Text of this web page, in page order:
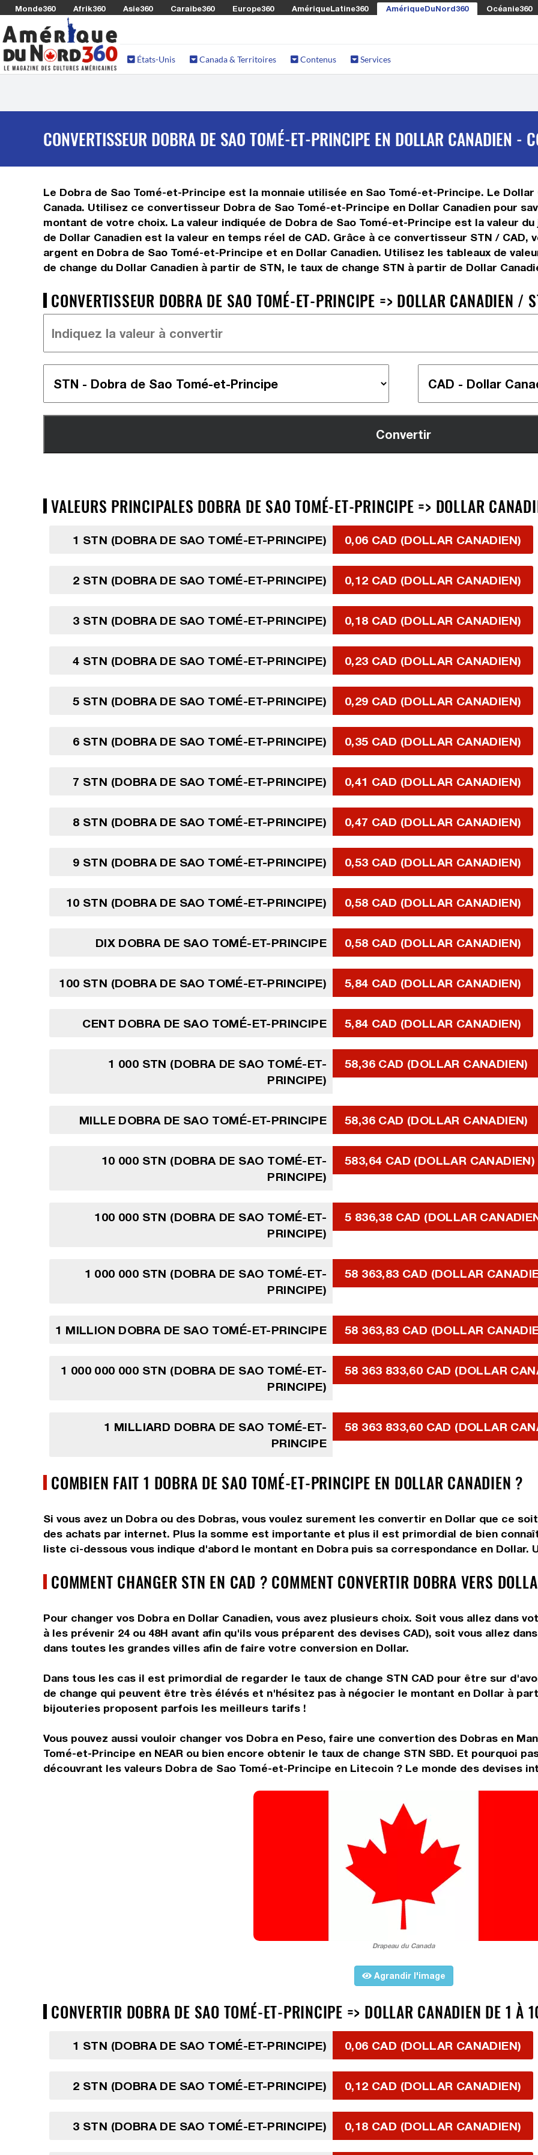
Monde360 Afrik360 Asie360 Caraibe360 Europe360 AmériqueLatine360 AmériqueDuNord360 Océanie360
États-Unis Canada & Territoires Contenus Services
CONVERTISSEUR DOBRA DE SAO TOMÉ-ET-PRINCIPE EN DOLLAR CANADIEN -
Le Dobra de Sao Tomé-et-Principe est la monnaie utilisée en Sao Tomé-et-Principe. Le
Canada. Utilisez ce convertisseur Dobra de Sao Tomé-et-Principe en Dollar Canadien pour
montant de votre choix. La valeur indiquée de Dobra de Sao Tomé-et-Principe est la valeur
de Dollar Canadien est la valeur en temps réel de CAD. Grâce à ce convertisseur STN /
argent en Dobra de Sao Tomé-et-Principe et en Dollar Canadien. Utilisez les tableaux de
de change du Dollar Canadien à partir de STN, le taux de change STN à partir de Dollar
CONVERTISSEUR DOBRA DE SAO TOMÉ-ET-PRINCIPE => DOLLAR CANADIEN /
VALEURS PRINCIPALES DOBRA DE SAO TOMÉ-ET-PRINCIPE => DOLLAR
1 STN (DOBRA DE SAO TOMÉ-ET-PRINCIPE) 0,06 CAD (DOLLAR CANADIEN)
2 STN (DOBRA DE SAO TOMÉ-ET-PRINCIPE) 0,12 CAD (DOLLAR CANADIEN)
3 STN (DOBRA DE SAO TOMÉ-ET-PRINCIPE) 0,18 CAD (DOLLAR CANADIEN)
4 STN (DOBRA DE SAO TOMÉ-ET-PRINCIPE) 0,23 CAD (DOLLAR CANADIEN)
5 STN (DOBRA DE SAO TOMÉ-ET-PRINCIPE) 0,29 CAD (DOLLAR CANADIEN)
6 STN (DOBRA DE SAO TOMÉ-ET-PRINCIPE) 0,35 CAD (DOLLAR CANADIEN)
7 STN (DOBRA DE SAO TOMÉ-ET-PRINCIPE) 0,41 CAD (DOLLAR CANADIEN)
8 STN (DOBRA DE SAO TOMÉ-ET-PRINCIPE) 0,47 CAD (DOLLAR CANADIEN)
9 STN (DOBRA DE SAO TOMÉ-ET-PRINCIPE) 0,53 CAD (DOLLAR CANADIEN)
10 STN (DOBRA DE SAO TOMÉ-ET-PRINCIPE) 0,58 CAD (DOLLAR CANADIEN)
DIX DOBRA DE SAO TOMÉ-ET-PRINCIPE 0,58 CAD (DOLLAR CANADIEN)
100 STN (DOBRA DE SAO TOMÉ-ET-PRINCIPE) 5,84 CAD (DOLLAR CANADIEN)
CENT DOBRA DE SAO TOMÉ-ET-PRINCIPE 5,84 CAD (DOLLAR CANADIEN)
1 000 STN (DOBRA DE SAO TOMÉ-ET-
PRINCIPE)
58,36 CAD (DOLLAR CANADIEN)
MILLE DOBRA DE SAO TOMÉ-ET-PRINCIPE 58,36 CAD (DOLLAR CANADIEN)
10 000 STN (DOBRA DE SAO TOMÉ-ET-
PRINCIPE)
583,64 CAD (DOLLAR CANADIEN)
100 000 STN (DOBRA DE SAO TOMÉ-ET-
PRINCIPE)
5 836,38 CAD (DOLLAR
1 000 000 STN (DOBRA DE SAO TOMÉ-ET-
PRINCIPE)
58 363,83 CAD (DOLLAR
1 MILLION DOBRA DE SAO TOMÉ-ET-PRINCIPE 58 363,83 CAD (DOLLAR
1 000 000 000 STN (DOBRA DE SAO TOMÉ-ET-
PRINCIPE)
58 363 833,60 CAD (DOLLAR
1 MILLIARD DOBRA DE SAO TOMÉ-ET-
PRINCIPE
58 363 833,60 CAD (DOLLAR
COMBIEN FAIT 1 DOBRA DE SAO TOMÉ-ET-PRINCIPE EN DOLLAR CANADIEN ?
Si vous avez un Dobra ou des Dobras, vous voulez surement les convertir en Dollar que ce
des achats par internet. Plus la somme est importante et plus il est primordial de bien
liste ci-dessous vous indique d'abord le montant en Dobra puis sa correspondance en Dollar.
COMMENT CHANGER STN EN CAD ? COMMENT CONVERTIR DOBRA VERS
Pour changer vos Dobra en Dollar Canadien, vous avez plusieurs choix. Soit vous allez dans
à les prévenir 24 ou 48H avant afin qu'ils vous préparent des devises CAD), soit vous allez
dans toutes les grandes villes afin de faire votre conversion en Dollar.
Dans tous les cas il est primordial de regarder le taux de change STN CAD pour être sur
de change qui peuvent être très élévés et n'hésitez pas à négocier le montant en Dollar à
bijouteries proposent parfois les meilleurs tarifs !
Vous pouvez aussi vouloir changer vos Dobra en Peso, faire une convertion des Dobras en
Tomé-et-Principe en NEAR ou bien encore obtenir le taux de change STN SBD. Et pourquoi
découvrant les valeurs Dobra de Sao Tomé-et-Principe en Litecoin ? Le monde des devises
Drapeau du Canada
Agrandir l'image
CONVERTIR DOBRA DE SAO TOMÉ-ET-PRINCIPE => DOLLAR CANADIEN DE 1 À
1 STN (DOBRA DE SAO TOMÉ-ET-PRINCIPE) 0,06 CAD (DOLLAR CANADIEN)
2 STN (DOBRA DE SAO TOMÉ-ET-PRINCIPE) 0,12 CAD (DOLLAR CANADIEN)
3 STN (DOBRA DE SAO TOMÉ-ET-PRINCIPE) 0,18 CAD (DOLLAR CANADIEN)